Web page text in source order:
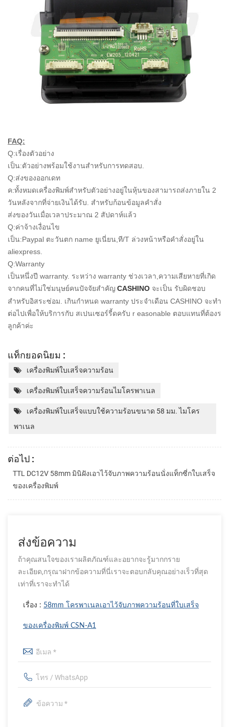
FAQ:
Q:เรื่องตัวอย่าง
เป็น:ตัวอย่างพร้อมใช้งานสำหรับการทดสอบ.
Q:ส่งของออกเดท
ค:ทั้งหมดเครื่องพิมพ์สำหรับตัวอย่างอยู่ในหุ้นของสามารถส่งภายใน 2
วันหลังจากที่จ่ายเงินได้รับ. สำหรับก้อนข้อมูลคำสั่ง
ส่งของวันเมื่อเวลาประมาณ 2 สัปดาห์แล้ว
Q:ค่าจ้างเงื่อนไข
เป็น:Paypal ตะวันตก name ยูเนี่ยน,ที/T ล่วงหน้าหรือคำสั่งอยู่ใน
aliexpress.
Q:Warranty
เป็นหนึ่งปี warranty. ระหว่าง warranty ช่วงเวลา,ความเสียหายที่เกิด
จากคนที่ไม่ใช่มนุษย์คนปัจจัยสำคัญ CASHINO จะเป็น รับผิดชอบ
สำหรับอิสระซ่อม. เกินกำหนด warranty ประจำเดือน CASHINO จะทำ
ต่อไปเพื่อให้บริการกับ สเปนเซอร์รี้ดครับ r easonable ตอบแทนที่ต้องร
ลูกค้าค่ะ
แท็กยอดนิยม :
เครื่องพิมพ์ใบเสร็จความร้อน
เครื่องพิมพ์ใบเสร็จความร้อนไมโครพาเนล
เครื่องพิมพ์ใบเสร็จแบบใช้ความร้อนขนาด 58 มม. ไมโคร
พาเนล
ต่อไป :
TTL DC12V 58mm มินิฝังเอาไว้จับภาพความร้อนนั่งแท็กซี่กใบเสร็จ
ของเครื่องพิมพ์
ส่งข้อความ
ถ้าคุณสนใจของเราผลิตภัณฑ์และอยากจะรู้มากกราย
ละเอียด,กรุณาฝากข้อความที่นี่เราจะตอบกลับคุณอย่างเร็วที่สุด
เท่าที่เราจะทำได้
เรื่อง : 58mm โครพาเนลเอาไว้จับภาพความร้อนที่ใบเสร็จ
ของเครื่องพิมพ์ CSN-A1